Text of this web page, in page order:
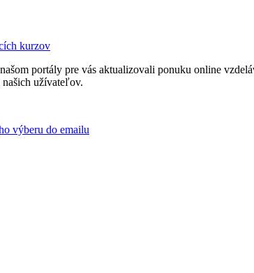
kurzov
portály pre vás aktualizovali ponuku online
užívateľov.
výberu do emailu